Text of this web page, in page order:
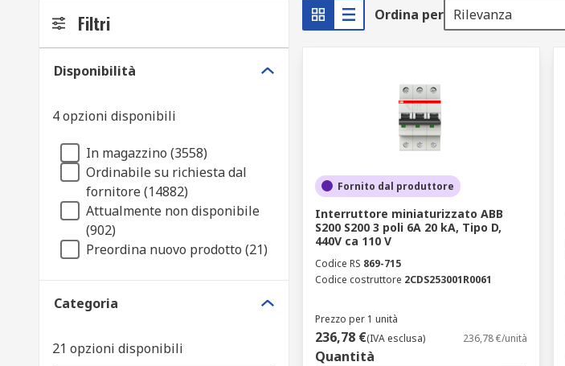
Filtri
Disponibilità
4 opzioni disponibili
In magazzino (3558)
Ordinabile su richiesta dal
fornitore (14882)
Attualmente non disponibile
(902)
Preordina nuovo prodotto (21)
Categoria
21 opzioni disponibili
Ordina per Rilevanza
Fornito dal produttore
Interruttore miniaturizzato ABB
S200 S200 3 poli 6A 20 kA, Tipo D,
440V ca 110 V
Codice RS 869-715
Codice costruttore 2CDS253001R0061
Prezzo per 1 unità
236,78 €(IVA esclusa) 236,78 €/unità
Quantità